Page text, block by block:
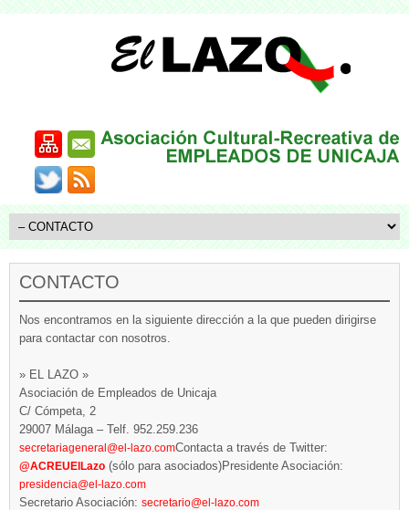
CONTACTO
Nos encontramos en la siguiente dirección a la que pueden dirigirse
para contactar con nosotros.
» EL LAZO »
Asociación de Empleados de Unicaja
C/ Cómpeta, 2
29007 Málaga – Telf. 952.259.236
secretariageneral@el-lazo.comContacta a través de Twitter:
@ACREUElLazo (sólo para asociados)Presidente Asociación:
presidencia@el-lazo.com
Secretario Asociación: secretario@el-lazo.com